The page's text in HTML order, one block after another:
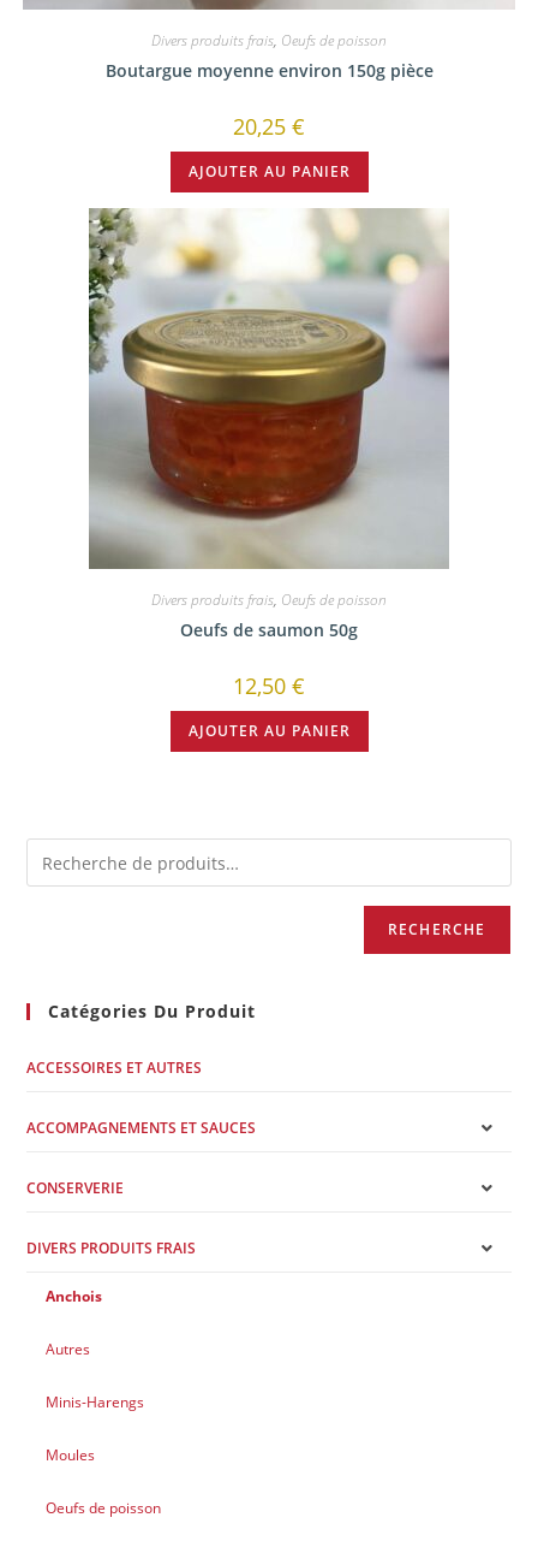
Divers produits frais, Oeufs de poisson
Boutargue moyenne environ 150g pièce
20,25 €
AJOUTER AU PANIER
Divers produits frais, Oeufs de poisson
Oeufs de saumon 50g
12,50 €
AJOUTER AU PANIER
RECHERCHE
Catégories Du Produit
ACCESSOIRES ET AUTRES
ACCOMPAGNEMENTS ET SAUCES
CONSERVERIE
DIVERS PRODUITS FRAIS
Anchois
Autres
Minis-Harengs
Moules
Oeufs de poisson